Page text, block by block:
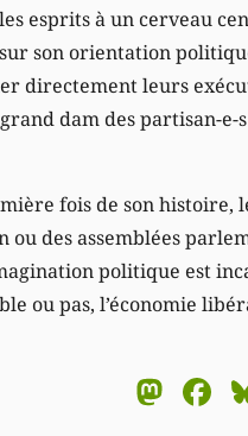
esprits à un cerveau
son orientation
directement leurs
dam des partisan-e-
fois de son histoire,
ou des assemblées
politique est
ou pas, l’économie